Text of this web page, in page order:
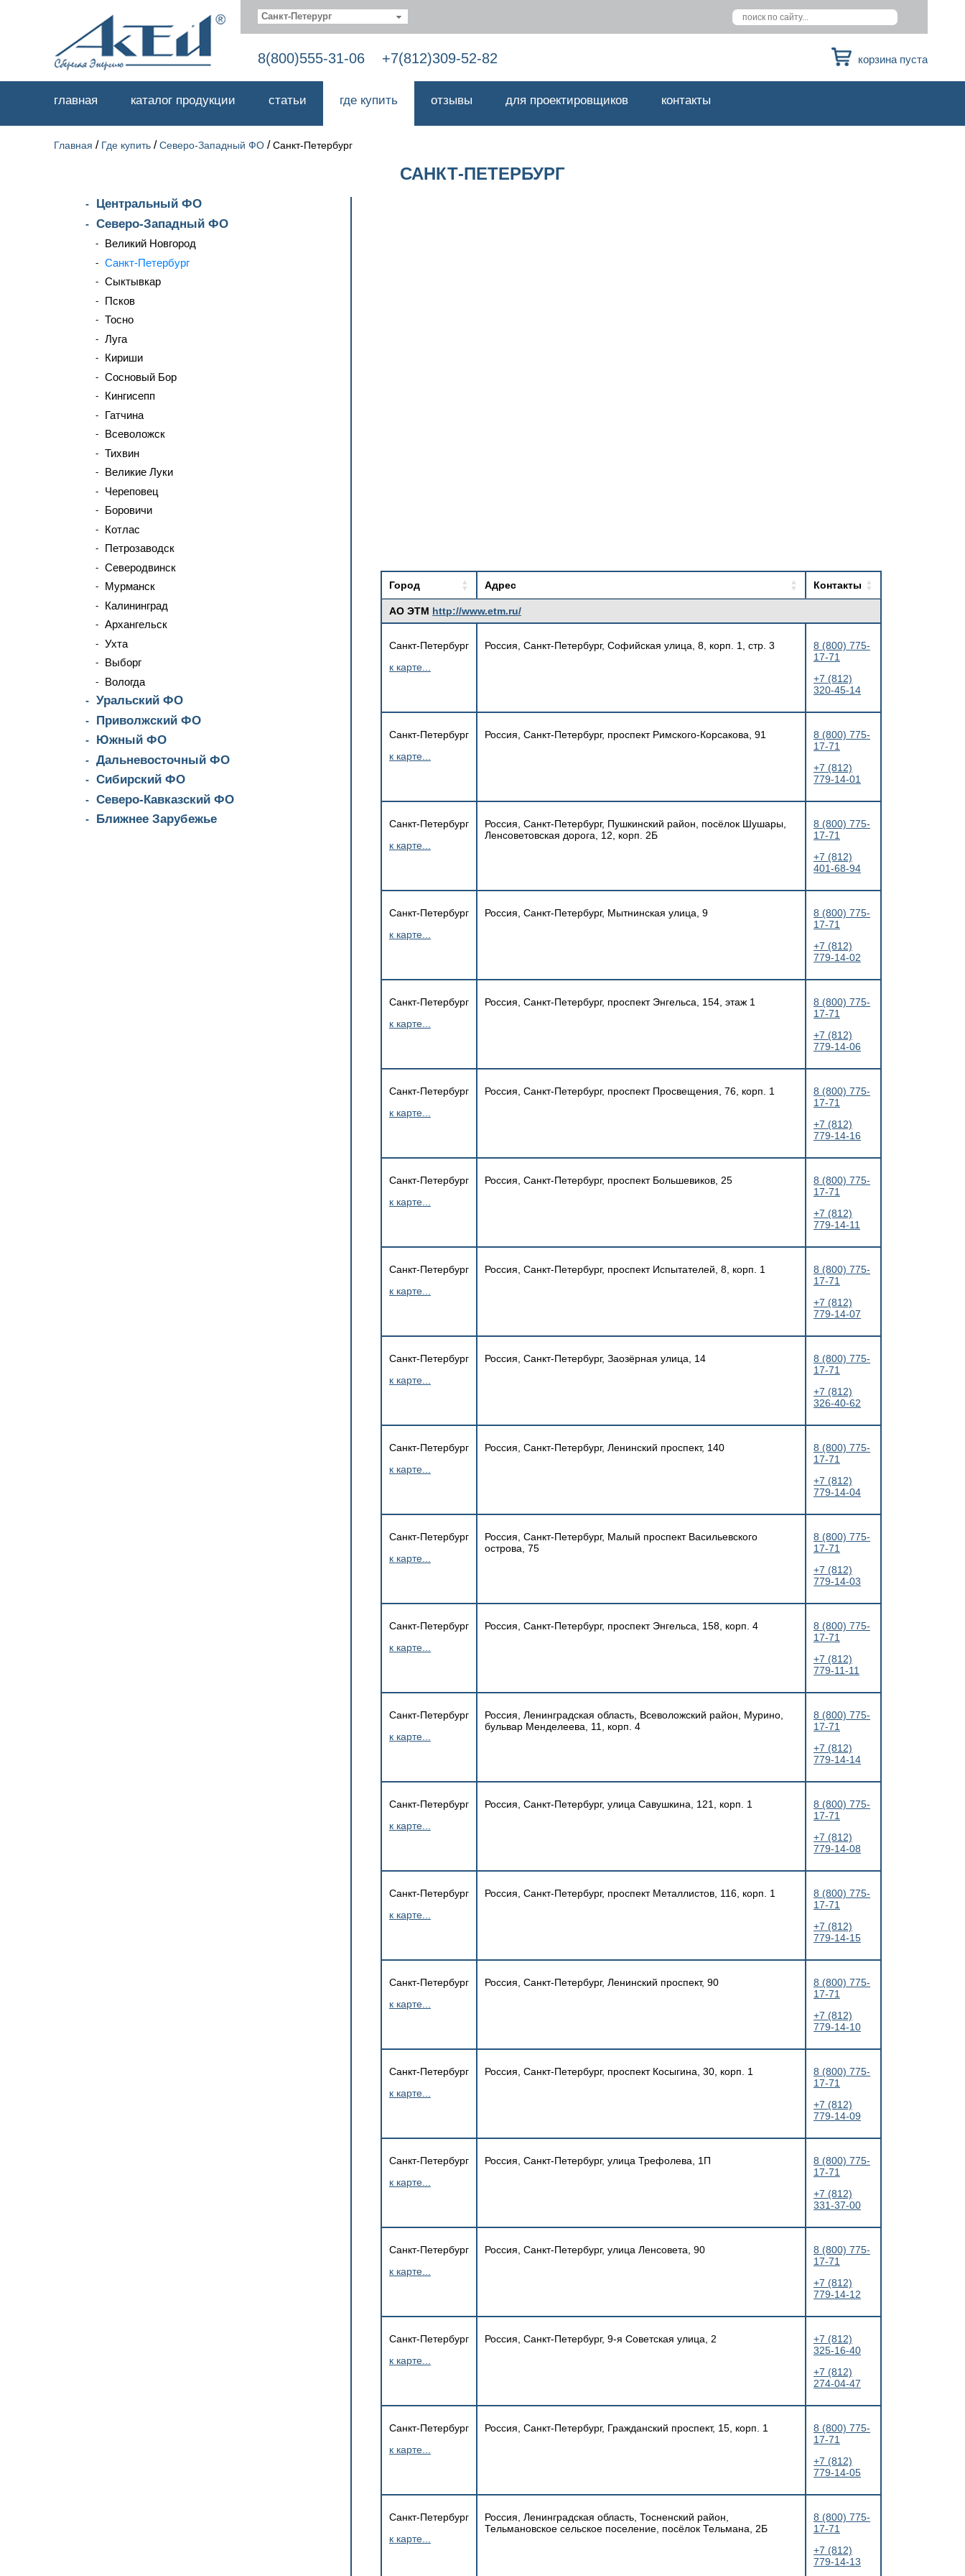
Санкт-Петерург
8(800)555-31-06 +7(812)309-52-82 корзина пуста
главная каталог продукции статьи где купить отзывы для проектировщиков контакты
Главная / Где купить /Северо-Западный ФО /Санкт-Петербург
САНКТ-ПЕТЕРБУРГ
Центральный ФО
Северо-Западный ФО
Великий Новгород
Санкт-Петербург
Сыктывкар
Псков
Тосно
Луга
Кириши
Сосновый Бор
Кингисепп
Гатчина
Всеволожск
Тихвин
Великие Луки
Череповец
Боровичи
Котлас
Петрозаводск
Северодвинск
Мурманск
Калининград
Архангельск
Ухта
Выборг
Вологда
Уральский ФО
Приволжский ФО
Южный ФО
Дальневосточный ФО
Сибирский ФО
Северо-Кавказский ФО
Ближнее Зарубежье
Город Адрес Контакты
АО ЭТМ http://www.etm.ru/
Санкт-Петербург
к карте...
Россия, Санкт-Петербург, Софийская улица, 8, корп. 1, стр. 3
8 (800) 775-
17-71
+7 (812)
320-45-14
Санкт-Петербург
к карте...
Россия, Санкт-Петербург, проспект Римского-Корсакова, 91
8 (800) 775-
17-71
+7 (812)
779-14-01
Санкт-Петербург
к карте...
Россия, Санкт-Петербург, Пушкинский район, посёлок Шушары,
Ленсоветовская дорога, 12, корп. 2Б
8 (800) 775-
17-71
+7 (812)
401-68-94
Санкт-Петербург
к карте...
Россия, Санкт-Петербург, Мытнинская улица, 9
8 (800) 775-
17-71
+7 (812)
779-14-02
Санкт-Петербург
к карте...
Россия, Санкт-Петербург, проспект Энгельса, 154, этаж 1
8 (800) 775-
17-71
+7 (812)
779-14-06
Санкт-Петербург
к карте...
Россия, Санкт-Петербург, проспект Просвещения, 76, корп. 1
8 (800) 775-
17-71
+7 (812)
779-14-16
Санкт-Петербург
к карте...
Россия, Санкт-Петербург, проспект Большевиков, 25
8 (800) 775-
17-71
+7 (812)
779-14-11
Санкт-Петербург
к карте...
Россия, Санкт-Петербург, проспект Испытателей, 8, корп. 1
8 (800) 775-
17-71
+7 (812)
779-14-07
Санкт-Петербург
к карте...
Россия, Санкт-Петербург, Заозёрная улица, 14
8 (800) 775-
17-71
+7 (812)
326-40-62
Санкт-Петербург
к карте...
Россия, Санкт-Петербург, Ленинский проспект, 140
8 (800) 775-
17-71
+7 (812)
779-14-04
Санкт-Петербург
к карте...
Россия, Санкт-Петербург, Малый проспект Васильевского
острова, 75
8 (800) 775-
17-71
+7 (812)
779-14-03
Санкт-Петербург
к карте...
Россия, Санкт-Петербург, проспект Энгельса, 158, корп. 4
8 (800) 775-
17-71
+7 (812)
779-11-11
Санкт-Петербург
к карте...
Россия, Ленинградская область, Всеволожский район, Мурино,
бульвар Менделеева, 11, корп. 4
8 (800) 775-
17-71
+7 (812)
779-14-14
Санкт-Петербург
к карте...
Россия, Санкт-Петербург, улица Савушкина, 121, корп. 1
8 (800) 775-
17-71
+7 (812)
779-14-08
Санкт-Петербург
к карте...
Россия, Санкт-Петербург, проспект Металлистов, 116, корп. 1
8 (800) 775-
17-71
+7 (812)
779-14-15
Санкт-Петербург
к карте...
Россия, Санкт-Петербург, Ленинский проспект, 90
8 (800) 775-
17-71
+7 (812)
779-14-10
Санкт-Петербург
к карте...
Россия, Санкт-Петербург, проспект Косыгина, 30, корп. 1
8 (800) 775-
17-71
+7 (812)
779-14-09
Санкт-Петербург
к карте...
Россия, Санкт-Петербург, улица Трефолева, 1П
8 (800) 775-
17-71
+7 (812)
331-37-00
Санкт-Петербург
к карте...
Россия, Санкт-Петербург, улица Ленсовета, 90
8 (800) 775-
17-71
+7 (812)
779-14-12
Санкт-Петербург
к карте...
Россия, Санкт-Петербург, 9-я Советская улица, 2
+7 (812)
325-16-40
+7 (812)
274-04-47
Санкт-Петербург
к карте...
Россия, Санкт-Петербург, Гражданский проспект, 15, корп. 1
8 (800) 775-
17-71
+7 (812)
779-14-05
Санкт-Петербург
к карте...
Россия, Ленинградская область, Тосненский район,
Тельмановское сельское поселение, посёлок Тельмана, 2Б
8 (800) 775-
17-71
+7 (812)
779-14-13